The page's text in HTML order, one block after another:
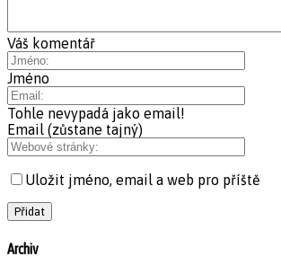
Váš komentář
Jméno
Tohle nevypadá jako email!
Email (zůstane tajný)
Uložit jméno, email a web pro příště
Archiv